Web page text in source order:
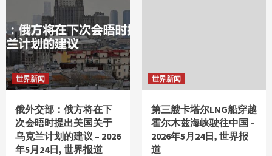
世界新闻
俄外交部：俄方将在下
次会晤时提出美国关于
乌克兰计划的建议 – 2026
年5月24日, 世界报道
世界新闻
第三艘卡塔尔LNG船穿越
霍尔木兹海峡驶往中国 –
2026年5月24日, 世界报
道